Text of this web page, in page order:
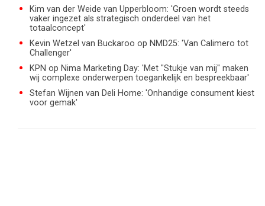
Kim van der Weide van Upperbloom: 'Groen wordt steeds
vaker ingezet als strategisch onderdeel van het
totaalconcept'
Kevin Wetzel van Buckaroo op NMD25: 'Van Calimero tot
Challenger'
KPN op Nima Marketing Day: 'Met "Stukje van mij" maken
wij complexe onderwerpen toegankelijk en bespreekbaar'
Stefan Wijnen van Deli Home: 'Onhandige consument kiest
voor gemak'